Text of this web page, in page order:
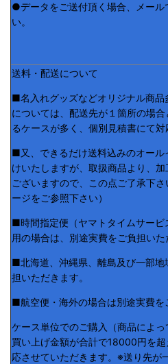
●データをご送付頂く場合、メール
い。
送料・配送について
■名入れグッズなどオリジナル商
については、配送先が１箇所の場
るケースが多く、個別見積書にて対
■又、できるだけ送料込みのオール
けいたしますが、取扱商品より、
ございますので、この点ご了承下
ージをご参照下さい）
■時間指定便（ヤマトタイムサービ
用の場合は、別途実費をご負担いた
■北海道、沖縄県、離島及び一部地
担いただきます。
■航空便・海外の場合は別途実費を
ケース単位でのご購入（商品によ
買い上げ金額が合計で18000円を
応させていただきます。※送り先が